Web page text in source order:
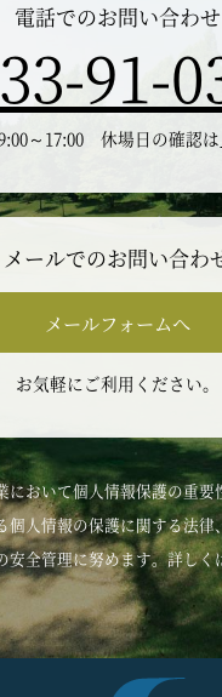
電話でのお問い合わせ
91-
～17:00 休場日の確認は
メールでのお問い合わ
メールフォームへ
お気軽にご利用ください。
において個人情報保護の重要
個人情報の保護に関する法律
安全管理に努めます。詳しく